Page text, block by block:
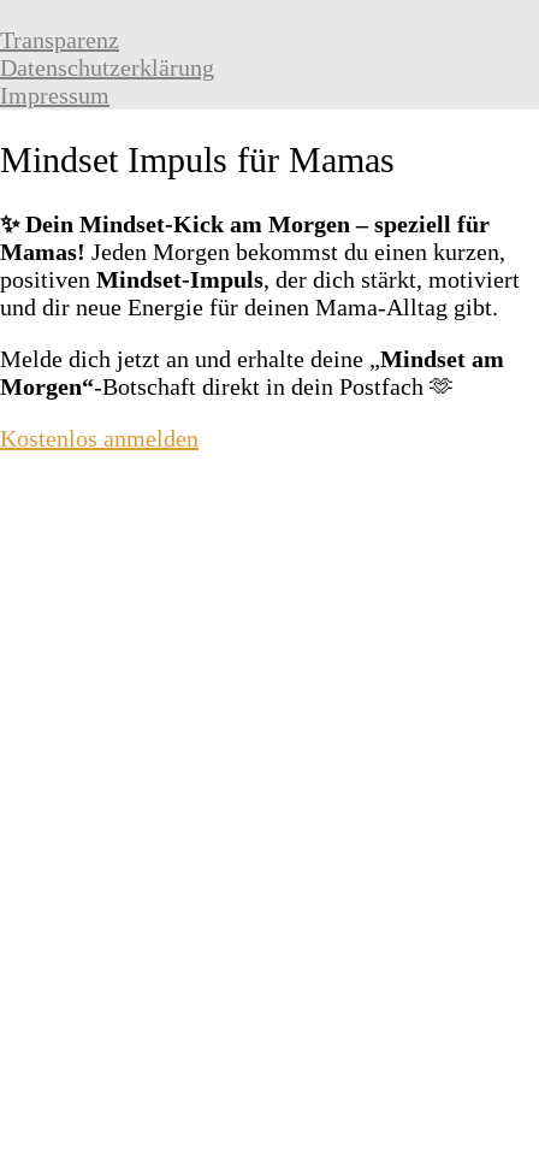
Transparenz
Datenschutzerklärung
Impressum
Mindset Impuls für Mamas
✨ Dein Mindset‑Kick am Morgen – speziell für
Mamas! Jeden Morgen bekommst du einen kurzen,
positiven Mindset‑Impuls, der dich stärkt, motiviert
und dir neue Energie für deinen Mama‑Alltag gibt.
Melde dich jetzt an und erhalte deine „Mindset am
Morgen“‑Botschaft direkt in dein Postfach 🫶
Kostenlos anmelden